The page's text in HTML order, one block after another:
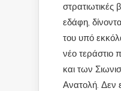
στρατιωτικές
εδάφη,
του υπό
νέο τεράστιο
και των
Ανατολή. Δεν